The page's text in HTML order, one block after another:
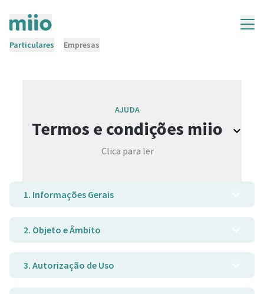
Particulares Empresas
AJUDA
Termos e condições miio
Clica para ler
1. Informações Gerais
2. Objeto e Âmbito
3. Autorização de Uso